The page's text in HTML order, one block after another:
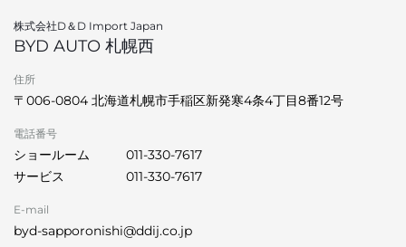
株式会社D＆D Import Japan
BYD AUTO 札幌西
住所
〒006-0804 北海道札幌市手稲区新発寒4条4丁目8番12号
電話番号
ショールーム
011-330-7617
サービス
011-330-7617
E-mail
byd-sapporonishi@ddij.co.jp